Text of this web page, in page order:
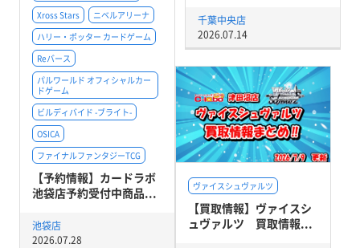
Xross Stars
ニベルアリーナ
ハリー・ポッター カードゲーム
Reバース
パルワールド オフィシャルカー
ドゲーム
ビルディバイド -ブライト-
OSICA
ファイナルファンタジーTCG
【予約情報】カードラボ
池袋店予約受付中商品...
池袋店
2026.07.28
千葉中央店
2026.07.14
ヴァイスシュヴァルツ
【買取情報】ヴァイスシ
ュヴァルツ 買取情報...